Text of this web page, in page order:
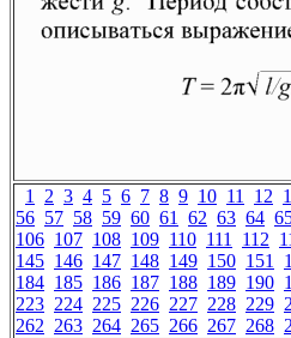
1 2 3 4 5 6 7 8 9 10 11 12
56 57 58 59 60 61 62 63 64
106 107 108 109 110 111 112
145 146 147 148 149 150 151
184 185 186 187 188 189 190
223 224 225 226 227 228 229
262 263 264 265 266 267 268